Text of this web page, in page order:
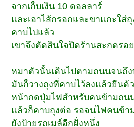
จากเก็บเงิน 10 ดอลลาร์
และเอาไส้กรอกและขาแกะใส่
คาบไปแล้ว
เขาจึงตัดสินใจปิดร้านสะกดรอ
หมาตัวนั้นเดินไปตามถนนจนถึง
มันก็วางถุงที่คาบไว้ลงแล้วยืนด้
หน้ากดปุ่มไฟสำหรับคนข้ามถน
แล้วก็คาบถุงต่อ รอจนไฟคนข้า
ยังป้ายรถเมล์อีกฝั่งหนึ่ง